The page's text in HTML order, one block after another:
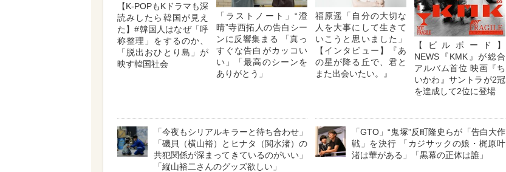
【K-POPもKドラマも深
読みしたら韓国が見え
た】#韓国人はなぜ「呼
称整理」をするのか、
「脱出おひとり島」が
映す韓国社会
「ラストノート」“澄
晴”寺西拓人の告白シー
ンに反響集まる 「真っ
すぐな告白がカッコい
い」「最高のシーンを
ありがとう」
福原遥「自分の大切な
人を大事にして生きて
いこうと思いました」
【インタビュー】『あ
の星が降る丘で、君と
また出会いたい。』
【ビルボード】
NEWS『KMK』が総合
アルバム首位 映画『ち
いかわ』サントラが2冠
を達成して2位に登場
「今夜もシリアルキラーと待ち合わせ」
「磯貝（横山裕）とヒナタ（関水渚）の
共犯関係が深まってきているのがいい」
「縦山裕二さんのグッズ欲しい」
「GTO」“鬼塚”反町隆史らが「告白大作
戦」を決行 「カジサックの娘・梶原叶
渚は華がある」「黒幕の正体は誰」